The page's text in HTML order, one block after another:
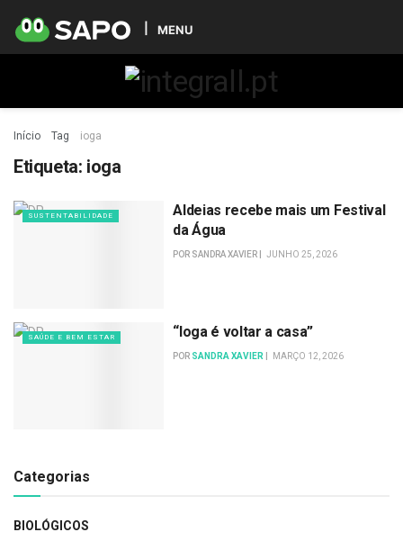
MENU
Início Tag ioga
Etiqueta: ioga
SUSTENTABILIDADE
Aldeias recebe mais um Festival
da Água
POR SANDRA XAVIER JUNHO 25, 2026
SAÚDE E BEM ESTAR “Ioga é voltar a casa”
POR SANDRA XAVIER MARÇO 12, 2026
Categorias
BIOLÓGICOS